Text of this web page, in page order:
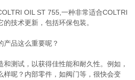
OIL ST 755,一种非常适合COLTRI
技术更新，包括环保包装。
品这么重要呢？
测试，以获得佳性能和耐久性。例如，
样呢？内部零件，如阀门等，很快会变